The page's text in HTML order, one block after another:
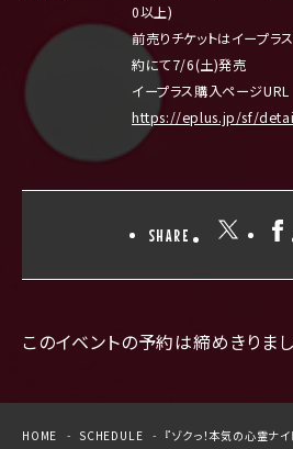
0以上)
前売りチケットはイープラ
約にて7/6(土)発売
イープラス購入ページURL
https://eplus.jp/sf/
SHARE
このイベントの予約は締めきりまし
HOME SCHEDULE 『ゾクっ！本気の心霊ナ